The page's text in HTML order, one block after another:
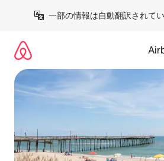
一部の情報は自動翻訳されてい